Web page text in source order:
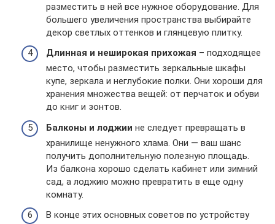
разместить в ней все нужное оборудование. Для
большего увеличения пространства выбирайте
декор светлых оттенков и глянцевую плитку.
Длинная и неширокая прихожая – подходящее
место, чтобы разместить зеркальные шкафы
купе, зеркала и неглубокие полки. Они хороши для
хранения множества вещей: от перчаток и обуви
до книг и зонтов.
Балконы и лоджии не следует превращать в
хранилище ненужного хлама. Они — ваш шанс
получить дополнительную полезную площадь.
Из балкона хорошо сделать кабинет или зимний
сад, а лоджию можно превратить в еще одну
комнату.
В конце этих основных советов по устройству